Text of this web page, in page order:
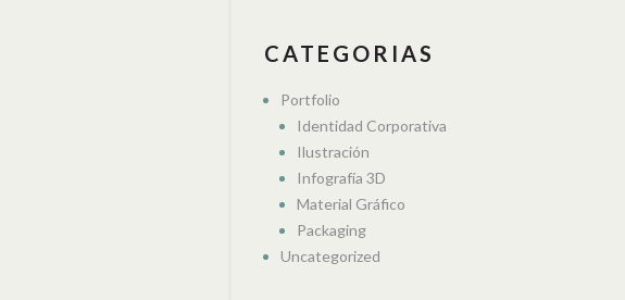
CATEGORIAS
Portfolio
Identidad Corporativa
Ilustración
Infografía 3D
Material Gráfico
Packaging
Uncategorized